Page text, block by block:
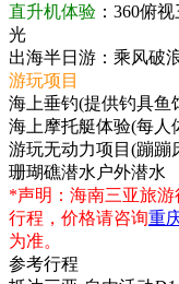
直升机体验 ：360俯
光
出海半日游：乘风破
游玩项目
海上垂钓(提供钓具鱼
海上摩托艇体验(每人
游玩无动力项目(蹦蹦
珊瑚礁潜水户外潜水
*声明：海南三亚旅
行程，价格请咨询重
为准。
参考行程